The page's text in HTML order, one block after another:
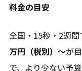
料金の目安
全国・15秒・2週
万円（税別）〜が
で、より少ない予